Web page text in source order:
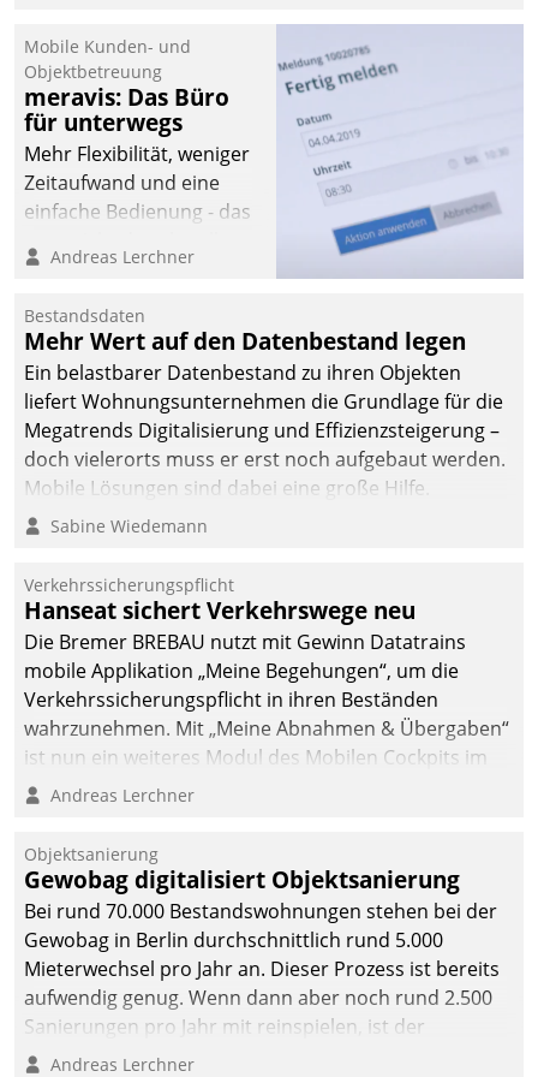
Mobile Kunden- und
Objektbetreuung
meravis: Das Büro
für unterwegs
Mehr Flexibilität, weniger
Zeitaufwand und eine
einfache Bedienung - das
Cockpit für mobile
Datatrain. Die meravis
Wohnungsbau- und
Immobilien GmbH hat
sich dabei für den Betrieb
der Lösung über die SAP
Cloud Platform
entschieden - als erstes
Unternehmen am
Andreas Lerchner
Bestandsdaten
Mehr Wert auf den Datenbestand legen
Ein belastbarer Datenbestand zu ihren Objekten
liefert Wohnungsunternehmen die Grundlage für die
Megatrends Digitalisierung und Effizienzsteigerung –
doch vielerorts muss er erst noch aufgebaut werden.
Mobile Lösungen sind dabei eine große Hilfe.
Sabine Wiedemann
Verkehrssicherungspflicht
Hanseat sichert Verkehrswege neu
Die Bremer BREBAU nutzt mit Gewinn Datatrains
mobile Applikation „Meine Begehungen“, um die
Verkehrssicherungspflicht in ihren Beständen
wahrzunehmen. Mit „Meine Abnahmen & Übergaben“
ist nun ein weiteres Modul des Mobilen Cockpits im
Einsatz.
Andreas Lerchner
Objektsanierung
Gewobag digitalisiert Objektsanierung
Bei rund 70.000 Bestandswohnungen stehen bei der
Gewobag in Berlin durchschnittlich rund 5.000
Mieterwechsel pro Jahr an. Dieser Prozess ist bereits
aufwendig genug. Wenn dann aber noch rund 2.500
Sanierungen pro Jahr mit reinspielen, ist der
Betreuungs- und Organisationsaufwand immens. Im
Andreas Lerchner